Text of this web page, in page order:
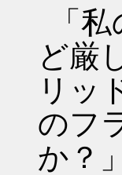
「
ど厳
リッ
のフ
か？」